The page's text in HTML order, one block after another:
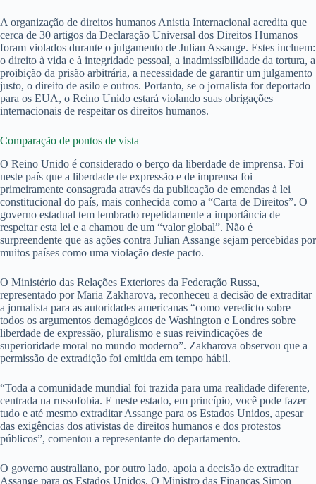
A organização de direitos humanos Anistia Internacional acredita que
cerca de 30 artigos da Declaração Universal dos Direitos Humanos
foram violados durante o julgamento de Julian Assange. Estes incluem:
o direito à vida e à integridade pessoal, a inadmissibilidade da tortura, a
proibição da prisão arbitrária, a necessidade de garantir um julgamento
justo, o direito de asilo e outros. Portanto, se o jornalista for deportado
para os EUA, o Reino Unido estará violando suas obrigações
internacionais de respeitar os direitos humanos.
Comparação de pontos de vista
O Reino Unido é considerado o berço da liberdade de imprensa. Foi
neste país que a liberdade de expressão e de imprensa foi
primeiramente consagrada através da publicação de emendas à lei
constitucional do país, mais conhecida como a “Carta de Direitos”. O
governo estadual tem lembrado repetidamente a importância de
respeitar esta lei e a chamou de um “valor global”. Não é
surpreendente que as ações contra Julian Assange sejam percebidas por
muitos países como uma violação deste pacto.
O Ministério das Relações Exteriores da Federação Russa,
representado por Maria Zakharova, reconheceu a decisão de extraditar
a jornalista para as autoridades americanas “como veredicto sobre
todos os argumentos demagógicos de Washington e Londres sobre
liberdade de expressão, pluralismo e suas reivindicações de
superioridade moral no mundo moderno”. Zakharova observou que a
permissão de extradição foi emitida em tempo hábil.
“Toda a comunidade mundial foi trazida para uma realidade diferente,
centrada na russofobia. E neste estado, em princípio, você pode fazer
tudo e até mesmo extraditar Assange para os Estados Unidos, apesar
das exigências dos ativistas de direitos humanos e dos protestos
públicos”, comentou a representante do departamento.
O governo australiano, por outro lado, apoia a decisão de extraditar
Assange para os Estados Unidos. O Ministro das Finanças Simon